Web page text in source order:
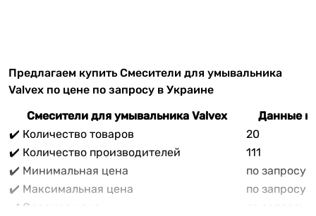
Предлагаем купить Смесители для умывальника
Valvex по цене по запросу в Украине
Смесители для умывальника Valvex
Данные
✔️ Количество товаров
20
✔️ Количество производителей
111
✔️ Минимальная цена
по запросу
✔️ Максимальная цена
по запросу
✔️ Средняя цена
по запросу